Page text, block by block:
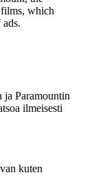
films, which
ja Paramountin
ilmeisesti
kuten